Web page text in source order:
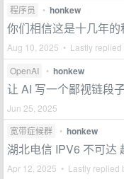
程序员 • honkew
你们相信这是十几年的
Aug 10, 2025 • Lastly replied
OpenAI • honkew
让 AI 写一个鄙视链段
Jun 25, 2025
宽带症候群
• honkew
湖北电信 IPV6 不可达
Apr 12, 2025 • Lastly replied